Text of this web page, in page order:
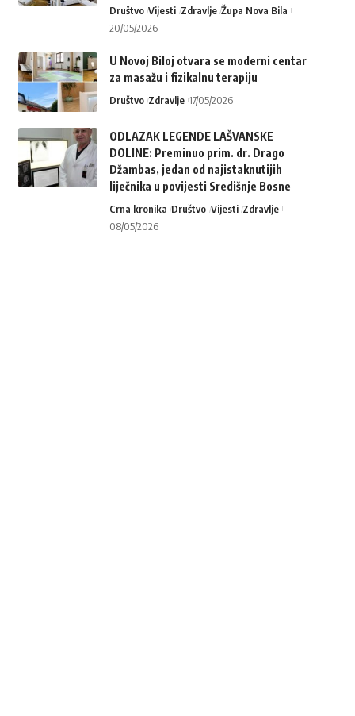
Društvo Vijesti Zdravlje Župa Nova Bila
20/05/2026
U Novoj Biloj otvara se moderni centar
za masažu i fizikalnu terapiju
Društvo Zdravlje 17/05/2026
ODLAZAK LEGENDE LAŠVANSKE
DOLINE: Preminuo prim. dr. Drago
Džambas, jedan od najistaknutijih
liječnika u povijesti Središnje Bosne
Crna kronika Društvo Vijesti Zdravlje
08/05/2026